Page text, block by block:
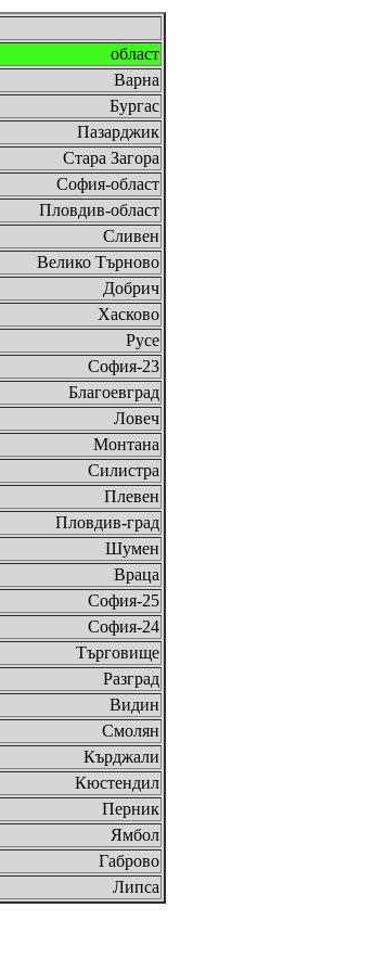
област
Варна
Бургас
Пазарджик
Стара Загора
София-област
Пловдив-област
Сливен
Велико Търново
Добрич
Хасково
Русе
София-23
Благоевград
Ловеч
Монтана
Силистра
Плевен
Пловдив-град
Шумен
Враца
София-25
София-24
Търговище
Разград
Видин
Смолян
Кърджали
Кюстендил
Перник
Ямбол
Габрово
Липса